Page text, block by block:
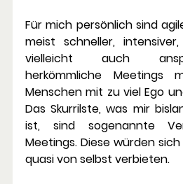
Für mich persönlich sind
meist schneller,
vielleicht auch
herkömmliche
Menschen mit zu viel Ego
Das Skurrilste, was mir
ist, sind sogenannte
Meetings. Diese würden
quasi von selbst verbieten.